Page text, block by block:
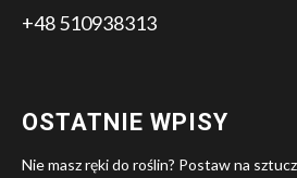
+48 510938313
OSTATNIE WPISY
Nie masz ręki do roślin? Postaw na